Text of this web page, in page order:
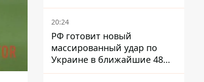
Россией
20:24
РФ готовит новый
массированный удар по
Украине в ближайшие 48
часов – разведка США